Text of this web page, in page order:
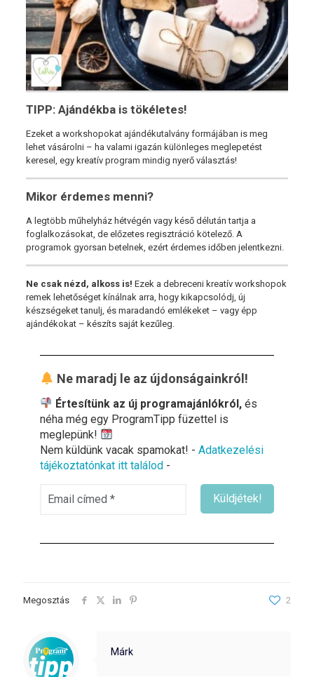
TIPP: Ajándékba is tökéletes!
Ezeket a workshopokat ajándékutalvány formájában is meg
lehet vásárolni – ha valami igazán különleges meglepetést
keresel, egy kreatív program mindig nyerő választás!
Mikor érdemes menni?
A legtöbb műhelyház hétvégén vagy késő délután tartja a
foglalkozásokat, de előzetes regisztráció kötelező. A
programok gyorsan betelnek, ezért érdemes időben jelentkezni.
Ne csak nézd, alkoss is! Ezek a debreceni kreatív workshopok
remek lehetőséget kínálnak arra, hogy kikapcsolódj, új
készségeket tanulj, és maradandó emlékeket – vagy épp
ajándékokat – készíts saját kezűleg.
Ne maradj le az újdonságainkról!
Értesítünk az új programajánlókról, és
néha még egy ProgramTipp füzettel is
meglepünk!
Nem küldünk vacak spamokat! - Adatkezelési
tájékoztatónkat itt találod-
Megosztás 2
Márk